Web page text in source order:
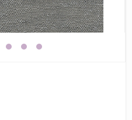
..
Prima Italiana